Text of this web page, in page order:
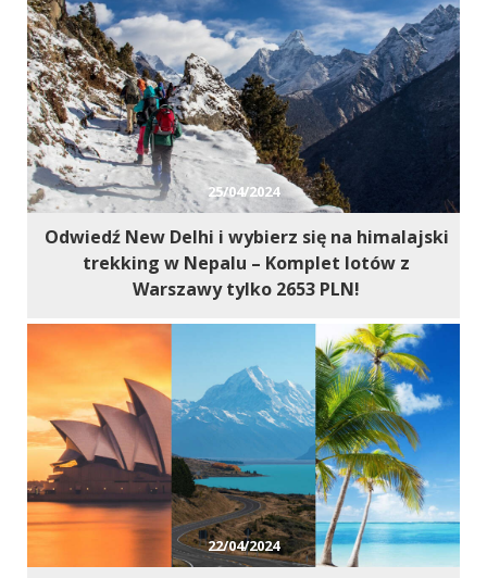
25/04/2024
Odwiedź New Delhi i wybierz się na himalajski
trekking w Nepalu – Komplet lotów z
Warszawy tylko 2653 PLN!
22/04/2024